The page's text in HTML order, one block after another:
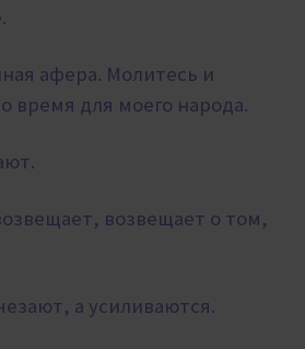
афера. Молитесь и
время для моего народа.
возвещает о том,
а усиливаются.